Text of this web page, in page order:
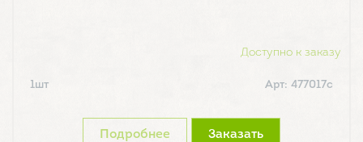
Доступно к заказу
1шт Арт: 477017с
Подробнее Заказать